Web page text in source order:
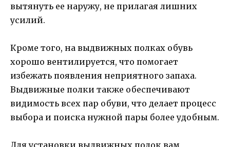
вытянуть ее наружу, не прилагая лишних
усилий.
Кроме того, на выдвижных полках обувь
хорошо вентилируется, что помогает
избежать появления неприятного запаха.
Выдвижные полки также обеспечивают
видимость всех пар обуви, что делает процесс
выбора и поиска нужной пары более удобным.